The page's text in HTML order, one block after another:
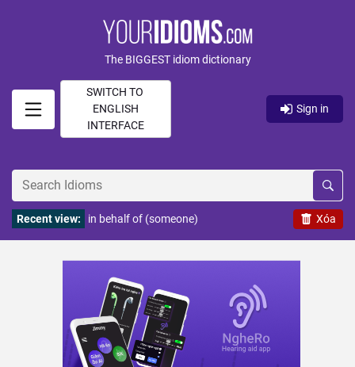
The BIGGEST idiom dictionary
SWITCH TO
ENGLISH
INTERFACE
Sign in
Xóa
Recent view: in behalf of (someone)